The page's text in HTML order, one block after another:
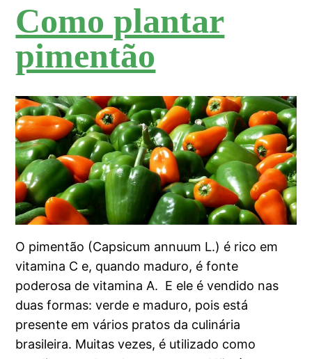
Como plantar
pimentão
O pimentão (Capsicum annuum L.) é rico em
vitamina C e, quando maduro, é fonte
poderosa de vitamina A. E ele é vendido nas
duas formas: verde e maduro, pois está
presente em vários pratos da culinária
brasileira. Muitas vezes, é utilizado como